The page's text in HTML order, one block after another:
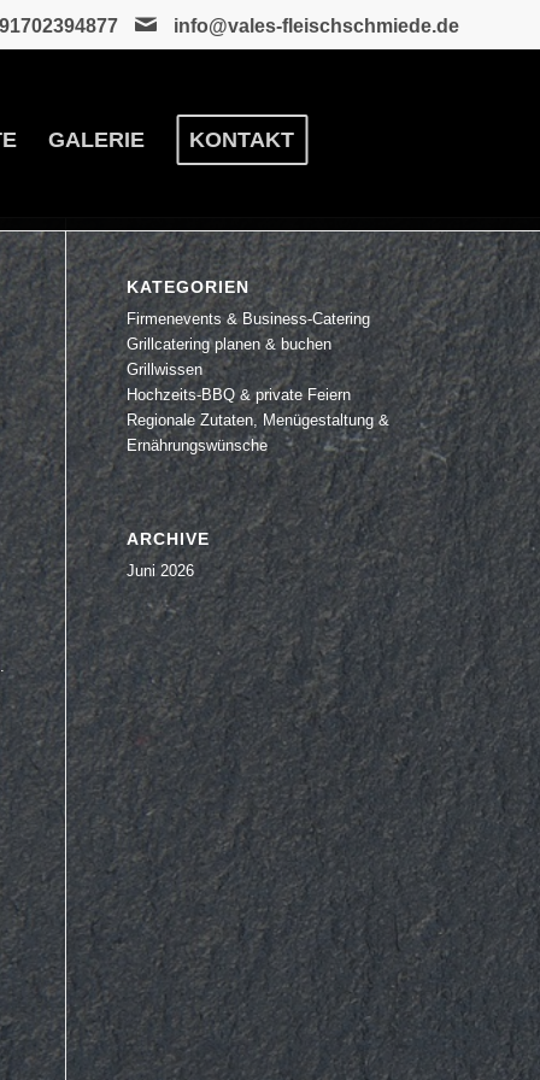
info@vales-fleischschmiede.de
GALERIE KONTAKT
KATEGORIEN
Firmenevents & Business-Catering
Grillcatering planen & buchen
Grillwissen
Hochzeits-BBQ & private Feiern
Regionale Zutaten, Menügestaltung &
Ernährungswünsche
ARCHIVE
Juni 2026